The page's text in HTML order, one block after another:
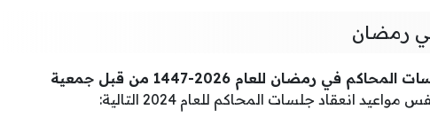
رمضان
لم يتم الإعلان الرسمي عن مواعيد انعقاد جلسات المحاكم في رمضان للعام 2026-1447 من قبل جمعية
انعقاد جلسات المحاكم للعام 2024 التالية: